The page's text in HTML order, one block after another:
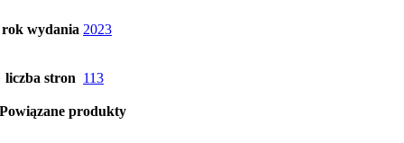
rok wydania 2023
liczba stron 113
Powiązane produkty